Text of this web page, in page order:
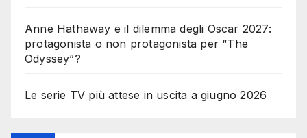
Anne Hathaway e il dilemma degli Oscar 2027:
protagonista o non protagonista per “The
Odyssey”?
Le serie TV più attese in uscita a giugno 2026